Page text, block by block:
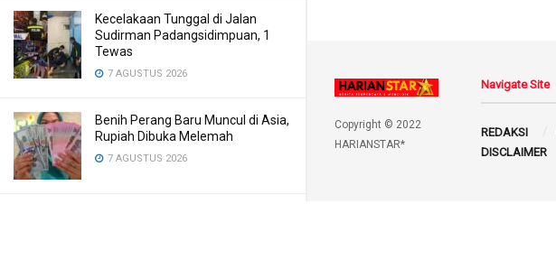
Kecelakaan Tunggal di Jalan
Sudirman Padangsidimpuan, 1
Tewas
7 AGUSTUS 2026
Benih Perang Baru Muncul di Asia,
Rupiah Dibuka Melemah
7 AGUSTUS 2026
Copyright © 2022
HARIANSTAR*
Navigate Site
REDAKSI
DISCLAIMER